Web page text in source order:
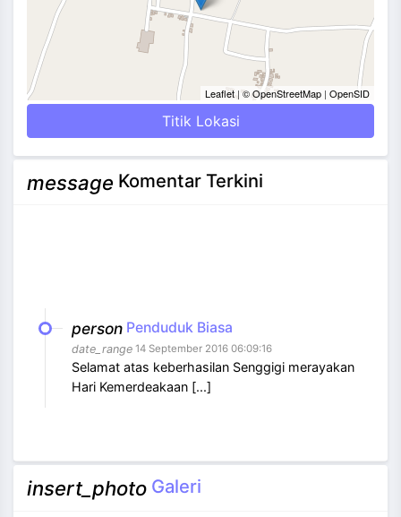
Leaflet| © OpenStreetMap| OpenSID
Titik Lokasi
message Komentar Terkini
date_range14 September 2016 06:09:16
Selamat atas keberhasilan Senggigi merayakan
Hari Kemerdeakaan [...]
insert_photo Galeri